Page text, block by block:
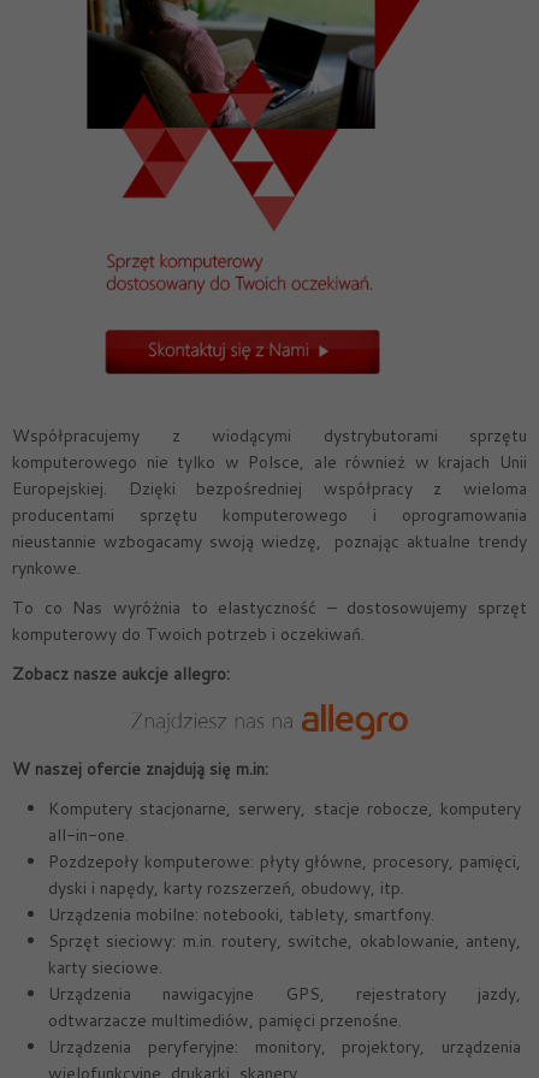
Współpracujemy z wiodącymi dystrybutorami sprzętu
komputerowego nie tylko w Polsce, ale również w krajach Unii
Europejskiej. Dzięki bezpośredniej współpracy z wieloma
producentami sprzętu komputerowego i oprogramowania
nieustannie wzbogacamy swoją wiedzę, poznając aktualne trendy
rynkowe.
To co Nas wyróżnia to elastyczność – dostosowujemy sprzęt
komputerowy do Twoich potrzeb i oczekiwań.
Zobacz nasze aukcje allegro:
W naszej ofercie znajdują się m.in:
Komputery stacjonarne, serwery, stacje robocze, komputery
all-in-one.
Pozdzepoły komputerowe: płyty główne, procesory, pamięci,
dyski i napędy, karty rozszerzeń, obudowy, itp.
Urządzenia mobilne: notebooki, tablety, smartfony.
Sprzęt sieciowy: m.in. routery, switche, okablowanie, anteny,
karty sieciowe.
Urządzenia nawigacyjne GPS, rejestratory jazdy,
odtwarzacze multimediów, pamięci przenośne.
Urządzenia peryferyjne: monitory, projektory, urządzenia